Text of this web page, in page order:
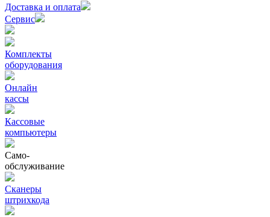
Доставка и оплата
Сервис
Комплекты
оборудования
Онлайн
кассы
Кассовые
компьютеры
Само-
обслуживание
Сканеры
штрихкода